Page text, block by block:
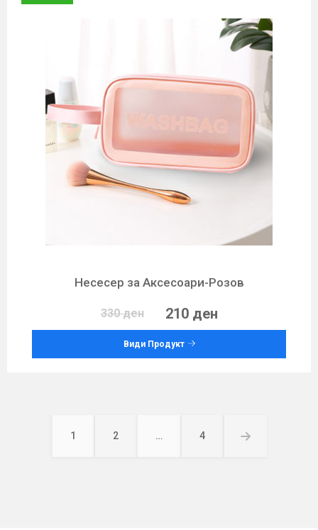
Несесер за Аксесоари-Розов
330 ден 210 ден
Види Продукт
pagination
1
2
…
4